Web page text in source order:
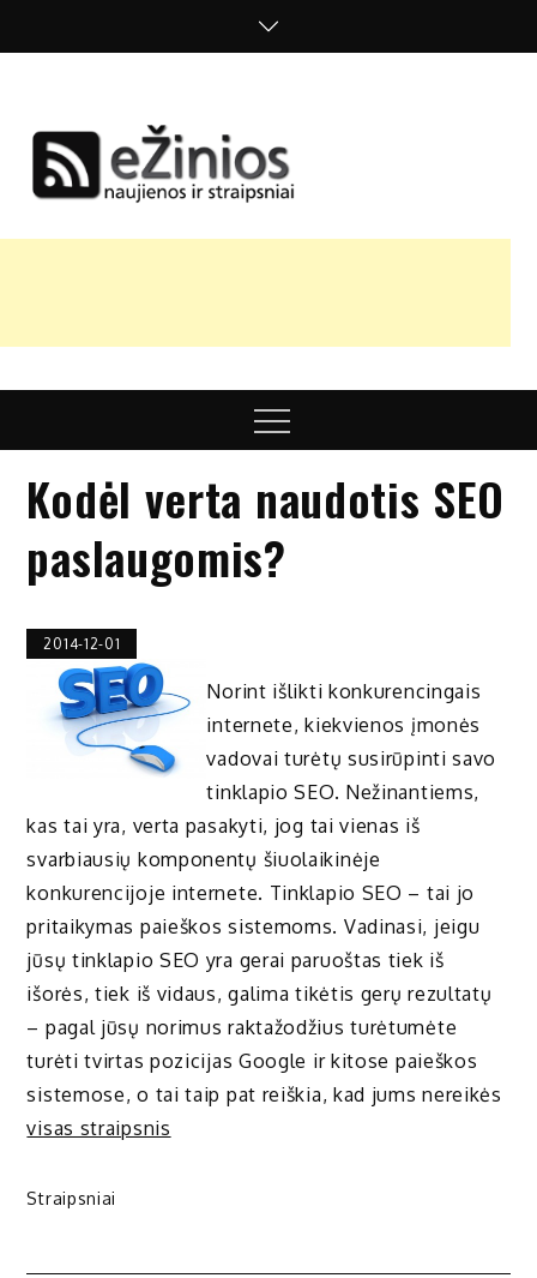
nuomonės
Menu
Kodėl verta naudotis SEO
paslaugomis?
2014-12-01
Norint išlikti konkurencingais
internete, kiekvienos įmonės
vadovai turėtų susirūpinti savo
tinklapio SEO. Nežinantiems,
kas tai yra, verta pasakyti, jog tai vienas iš
svarbiausių komponentų šiuolaikinėje
konkurencijoje internete. Tinklapio SEO – tai jo
pritaikymas paieškos sistemoms. Vadinasi, jeigu
jūsų tinklapio SEO yra gerai paruoštas tiek iš
išorės, tiek iš vidaus, galima tikėtis gerų rezultatų
– pagal jūsų norimus raktažodžius turėtumėte
turėti tvirtas pozicijas Google ir kitose paieškos
sistemose, o tai taip pat reiškia, kad jums nereikės
visas straipsnis
Straipsniai